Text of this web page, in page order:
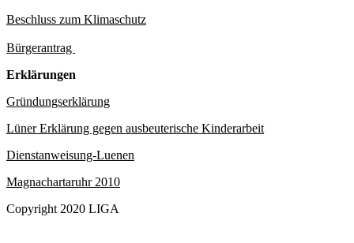
Beschluss zum Klimaschutz
Bürgerantrag
Erklärungen
Gründungserklärung
Lüner Erklärung gegen ausbeuterische Kinderarbeit
Dienstanweisung-Luenen
Magnachartaruhr 2010
Copyright 2020 LIGA